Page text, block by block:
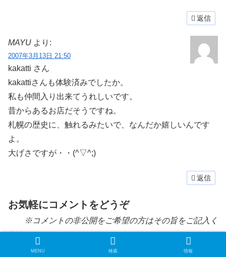
返信
MAYU より:
2007年3月13日 21:50
kakatti さん
kakattiさんも体験済みでしたか。
私も仲間入り出来てうれしいです。
昔からあるお店だそうですね。
札幌の歴史に、触れるみたいで、なんだか嬉しいんです
よ。
大げさですが・・(^▽^;)
返信
お気軽にコメントをどうぞ
※コメントの非公開をご希望の方はその旨をご記入く
ださい。
コメント※
MENU 検索 情報